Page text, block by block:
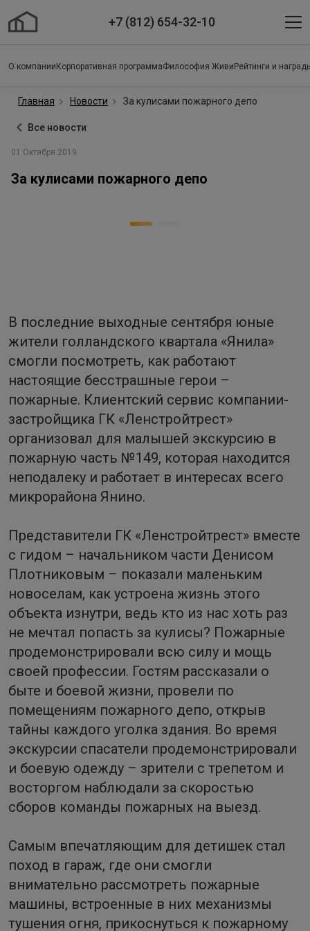
+7 (812) 654-32-10
О компании Корпоративная программаФилософия Живи Рейтинги и
Главная Новости За кулисами пожарного депо
Все новости
01 Октября 2019
За кулисами пожарного депо
В последние выходные сентября юные
жители голландского квартала «Янила»
смогли посмотреть, как работают
настоящие бесстрашные герои –
пожарные. Клиентский сервис компании-
застройщика ГК «Ленстройтрест»
организовал для малышей экскурсию в
пожарную часть №149, которая находится
неподалеку и работает в интересах всего
микрорайона Янино.
Представители ГК «Ленстройтрест» вместе
с гидом – начальником части Денисом
Плотниковым – показали маленьким
новоселам, как устроена жизнь этого
объекта изнутри, ведь кто из нас хоть раз
не мечтал попасть за кулисы? Пожарные
продемонстрировали всю силу и мощь
своей профессии. Гостям рассказали о
быте и боевой жизни, провели по
помещениям пожарного депо, открыв
тайны каждого уголка здания. Во время
экскурсии спасатели продемонстрировали
и боевую одежду – зрители с трепетом и
восторгом наблюдали за скоростью
сборов команды пожарных на выезд.
Самым впечатляющим для детишек стал
поход в гараж, где они смогли
внимательно рассмотреть пожарные
машины, встроенные в них механизмы
тушения огня, прикоснуться к пожарному